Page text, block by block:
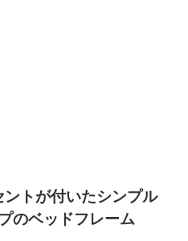
トが付いたシンプル
のベッドフレーム